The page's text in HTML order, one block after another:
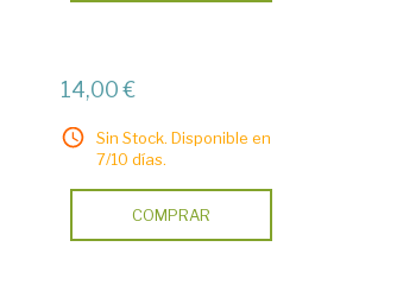
14,00 €
Sin Stock. Disponible en
7/10 días.
COMPRAR